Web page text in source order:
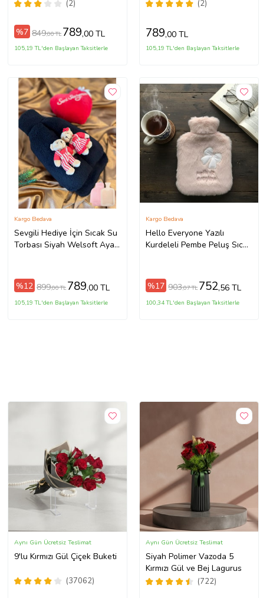
Isıtıcı Oyuncaklı 2 Litre Sıcak
(2)
%7 849,00 TL 789,00 TL
105,19 TL'den Başlayan Taksitlerle
Ayak Isıtıcı Oyuncaklı 2 Litre
(2)
789,00 TL
105,19 TL'den Başlayan Taksitlerle
Sevgili Hediye İçin Sıcak Su
Torbası Siyah Welsoft Ayak
Kargo Bedava
%12 899,00 TL 789,00 TL
105,19 TL'den Başlayan Taksitlerle
Hello Everyone Yazılı
Kurdeleli Pembe Peluş Sıcak
Termal Su Torbası
Kargo Bedava
%17 903,07 TL 752,56 TL
100,34 TL'den Başlayan Taksitlerle
9'lu Kırmızı Gül Çiçek Buketi
(37062)
Aynı Gün Ücretsiz Teslimat
Siyah Polimer Vazoda 5
Kırmızı Gül ve Bej Lagurus
(722)
Aynı Gün Ücretsiz Teslimat